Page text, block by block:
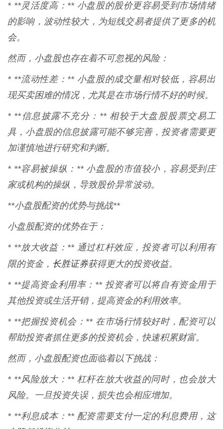
* **灵活度高：** 小盘股的股价更容易受到市场情绪
的影响，波动性较大，为短线交易者提供了更多的机
会。
然而，小盘股也存在着不可忽视的风险：
* **流动性差：** 小盘股的成交量相对较低，容易出
现买卖困难的情况，尤其是在市场行情不好的时候。
* **信息披露不充分：** 相较于大盘股股票交易工
具，小盘股的信息披露可能不够完善，投资者需要更
加谨慎地进行研究和判断。
* **容易被操纵：** 小盘股的市值较小，容易受到庄
家或机构的操纵，导致股价异常波动。
**小盘股配资的优势与挑战**
小盘股配资的优势在于：
* **放大收益：** 通过杠杆效应，投资者可以利用有
限的资金， 长胜证券获得更大的投资收益。
* **提高资金利用率：** 投资者可以将自有资金用于
其他投资或生活开销，提高资金的利用效率。
* **把握投资机会：** 在市场行情较好时，配资可以
帮助投资者抓住更多的投资机会，快速积累财富。
然而，小盘股配资也面临着以下挑战：
* **风险放大：** 杠杆在放大收益的同时，也会放大
风险。一旦投资失误，损失也会相应增加。
* **利息成本：** 配资需要支付一定的利息费用，这